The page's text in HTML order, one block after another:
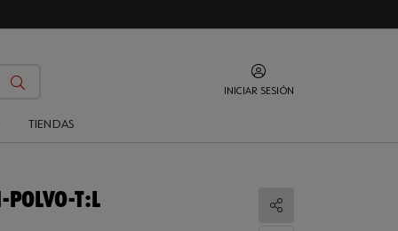
INICIAR SESIÓN
TIENDAS
POLVO-T:L
Compartir